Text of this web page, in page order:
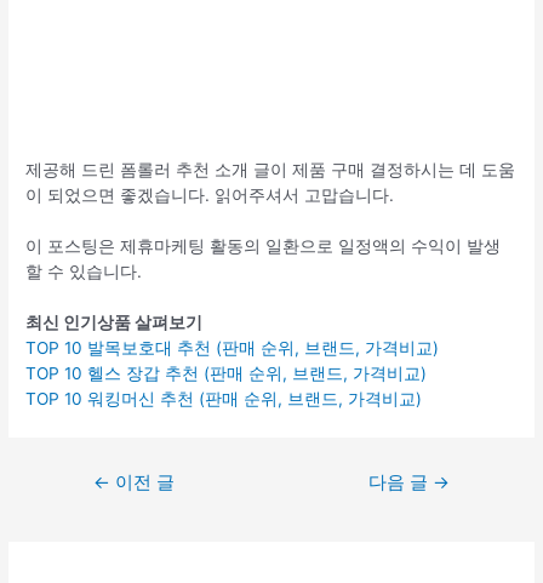
제공해 드린 폼롤러 추천 소개 글이 제품 구매 결정하시는 데 도움
이 되었으면 좋겠습니다. 읽어주셔서 고맙습니다.
이 포스팅은 제휴마케팅 활동의 일환으로 일정액의 수익이 발생
할 수 있습니다.
최신 인기상품 살펴보기
TOP 10 발목보호대 추천 (판매 순위, 브랜드, 가격비교)
TOP 10 헬스 장갑 추천 (판매 순위, 브랜드, 가격비교)
TOP 10 워킹머신 추천 (판매 순위, 브랜드, 가격비교)
← 이전 글 다음 글 →